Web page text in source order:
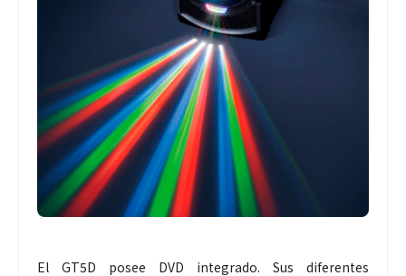
El GT5D posee DVD integrado. Sus diferentes